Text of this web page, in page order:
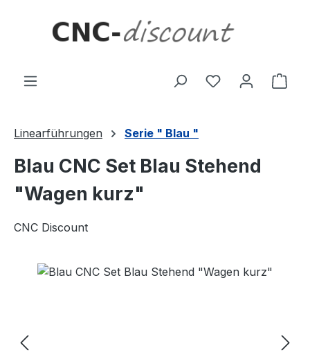
Linearführungen Serie " Blau "
Blau CNC Set Blau Stehend
"Wagen kurz"
CNC Discount
Bildergalerie überspringen